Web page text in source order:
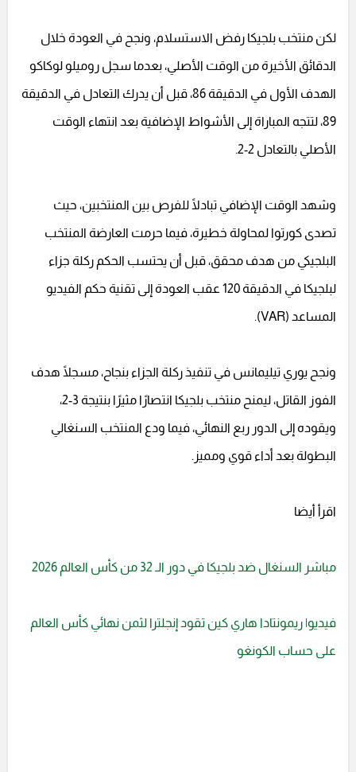
لكن منتخب بلجيكا رفض الاستسلام، ونجح في العودة خلال
الدقائق الأخيرة من الوقت الأصلي، بعدما سجل روميلو لوكاكو
الهدف الأول في الدقيقة 86، قبل أن يدرك التعادل في الدقيقة
89، لتتجه المباراة إلى الأشواط الإضافية بعد انتهاء الوقت
الأصلي بالتعادل 2-2.
وشهد الوقت الإضافي تبادلًا للفرص بين المنتخبين، حيث
تصدى كورتوا لمحاولة خطيرة، فيما حرمت العارضة المنتخب
البلجيكي من هدف محقق، قبل أن يحتسب الحكم ركلة جزاء
لبلجيكا في الدقيقة 120 عقب العودة إلى تقنية حكم الفيديو
المساعد (VAR).
ونجح يوري تيليمانس في تنفيذ ركلة الجزاء بنجاح، مسجلًا هدف
الفوز القاتل، ليمنح منتخب بلجيكا انتصارًا مثيرًا بنتيجة 3-2،
ويقوده إلى الدور ربع النهائي، فيما ودع المنتخب السنغالي
البطولة بعد أداء قوي ومميز.
اقرأ أيضا
مباشر السنغال ضد بلجيكا في دور الـ 32 من كأس العالم 2026
فيديو| ريمونتادا هاري كين تقود إنجلترا لثمن نهائي كأس العالم
على حساب الكونغو